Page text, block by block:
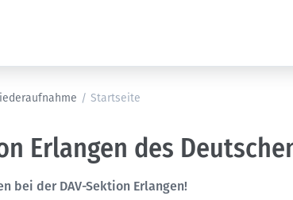
/ Startseite
Erlangen des
bei der DAV-Sektion Erlangen!